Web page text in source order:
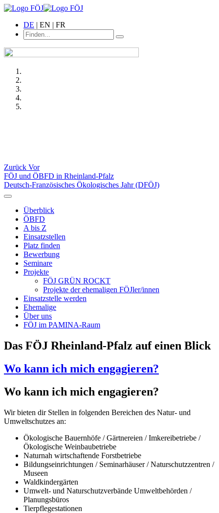
DE | EN | FR
Zurück Vor
FÖJ und ÖBFD in Rheinland-Pfalz
Deutsch-Französisches Ökologisches Jahr (DFÖJ)
Überblick
ÖBFD
A bis Z
Einsatzstellen
Platz finden
Bewerbung
Seminare
Projekte
FÖJ GRÜN ROCKT
Projekte der ehemaligen FÖJler/innen
Einsatzstelle werden
Ehemalige
Über uns
FÖJ im PAMINA-Raum
Das FÖJ Rheinland-Pfalz auf einen Blick
Wo kann ich mich engagieren?
Wo kann ich mich engagieren?
Wir bieten dir Stellen in folgenden Bereichen des Natur- und
Umweltschutzes an:
Ökologische Bauernhöfe / Gärtnereien / Imkereibetriebe /
Ökologische Weinbaubetriebe
Naturnah wirtschaftende Forstbetriebe
Bildungseinrichtungen / Seminarhäuser / Naturschutzzentren /
Museen
Waldkindergärten
Umwelt- und Naturschutzverbände Umweltbehörden /
Planungsbüros
Tierpflegestationen